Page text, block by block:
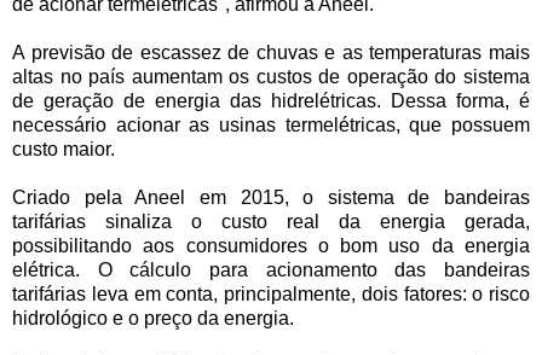
de acionar termelétricas", afirmou a Aneel.
A previsão de escassez de chuvas e as temperaturas mais
altas no país aumentam os custos de operação do sistema
de geração de energia das hidrelétricas. Dessa forma, é
necessário acionar as usinas termelétricas, que possuem
custo maior.
Criado pela Aneel em 2015, o sistema de bandeiras
tarifárias sinaliza o custo real da energia gerada,
possibilitando aos consumidores o bom uso da energia
elétrica. O cálculo para acionamento das bandeiras
tarifárias leva em conta, principalmente, dois fatores: o risco
hidrológico e o preço da energia.